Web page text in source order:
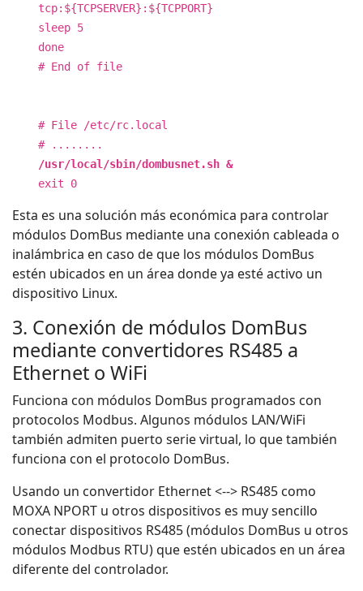
tcp:${TCPSERVER}:${TCPPORT}
sleep 5
done
# End of file
# File /etc/rc.local
# ........
/usr/local/sbin/dombusnet.sh &
exit 0
Esta es una solución más económica para controlar
módulos DomBus mediante una conexión cableada o
inalámbrica en caso de que los módulos DomBus
estén ubicados en un área donde ya esté activo un
dispositivo Linux.
3. Conexión de módulos DomBus
mediante convertidores RS485 a
Ethernet o WiFi
Funciona con módulos DomBus programados con
protocolos Modbus. Algunos módulos LAN/WiFi
también admiten puerto serie virtual, lo que también
funciona con el protocolo DomBus.
Usando un convertidor Ethernet <--> RS485 como
MOXA NPORT u otros dispositivos es muy sencillo
conectar dispositivos RS485 (módulos DomBus u otros
módulos Modbus RTU) que estén ubicados en un área
diferente del controlador.